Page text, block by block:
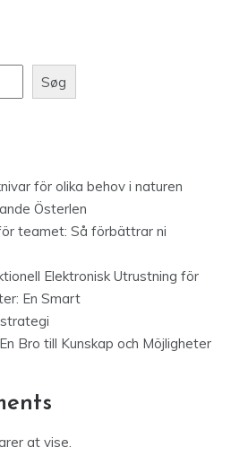
Søg
för olika behov i naturen
Österlen
teamet: Så förbättrar ni
Elektronisk Utrustning för
En Smart
Bro till Kunskap och Möjligheter
at vise.